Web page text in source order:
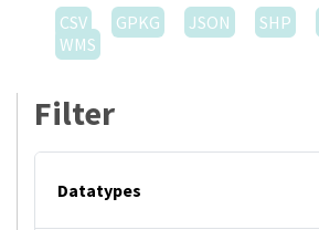
CSV
GPKG JSON SHP
WMS
Filter
Datatypes